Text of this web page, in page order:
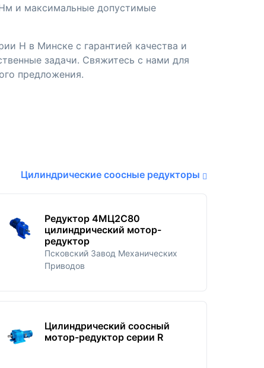
и максимальные допустимые
H в Минске с гарантией качества и
задачи. Свяжитесь с нами для
предложения.
Цилиндрические соосные редукторы
Редуктор 4МЦ2С80
цилиндрический мотор-
редуктор
Псковский Завод Механических
Приводов
Цилиндрический соосный
мотор-редуктор серии R